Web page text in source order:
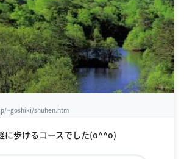
~goshiki/shuhen.htm
に歩けるコースでした(o^^o)